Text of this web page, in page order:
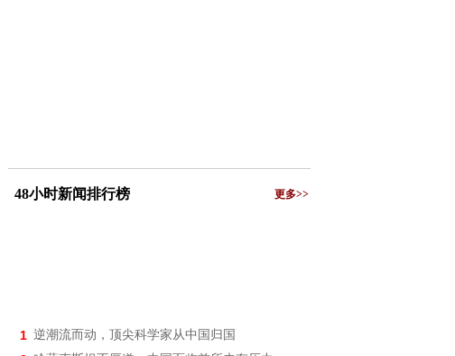
48小时新闻排行榜 更多>>
1 逆潮流而动，顶尖科学家从中国归国